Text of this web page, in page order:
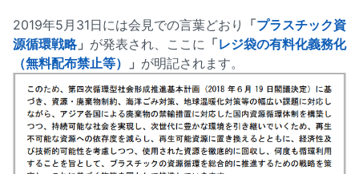
2019年5月31日には会見での言葉どおり 「プラスチック資
源循環戦略」 が発表され、ここに 「レジ袋の有料化義務化
（無料配布禁止等）
」 が明記されます。